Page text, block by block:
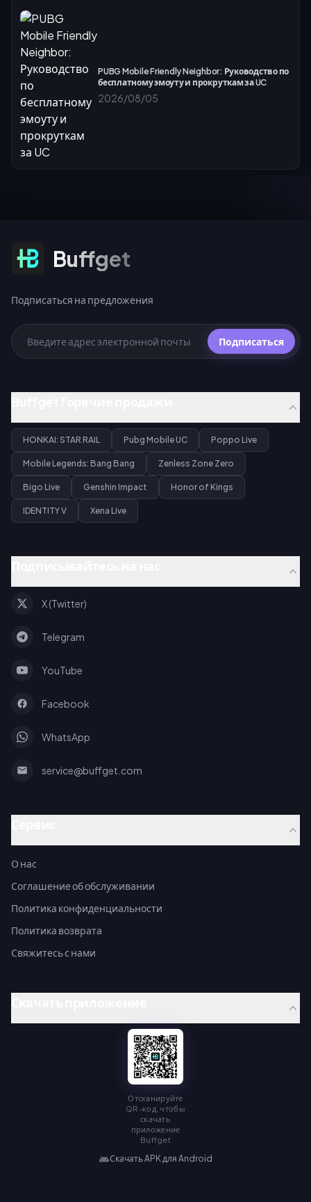
PUBG Mobile Friendly Neighbor: Руководство по
бесплатному эмоуту и прокруткам за UC
2026/08/05
Подписаться на предложения
Buffget
Подписаться на предложения
Подписаться
HONKAI: STAR RAIL Pubg Mobile UC Poppo Live
Mobile Legends: Bang Bang Zenless Zone Zero
Bigo Live Genshin Impact Honor of Kings
IDENTITY V Xena Live
X (Twitter)
Telegram
YouTube
Facebook
WhatsApp
service@buffget.com
О нас
Соглашение об обслуживании
Политика конфиденциальности
Политика возврата
Свяжитесь с нами
Отсканируйте
QR-код, чтобы
скачать
приложение
Buffget
Скачать APK для Android